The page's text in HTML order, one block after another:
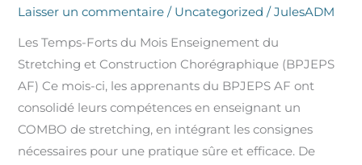
Laisser un commentaire / Uncategorized /JulesADM
Les Temps-Forts du Mois Enseignement du
Stretching et Construction Chorégraphique (BPJEPS
AF) Ce mois-ci, les apprenants du BPJEPS AF ont
consolidé leurs compétences en enseignant un
COMBO de stretching, en intégrant les consignes
nécessaires pour une pratique sûre et efficace. De